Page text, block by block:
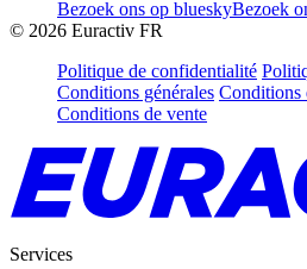
Bezoek ons op blueskyBezoek
© 2026 Euractiv FR
Politique de confidentialité
Conditions générales Conditions
Conditions de vente
Services